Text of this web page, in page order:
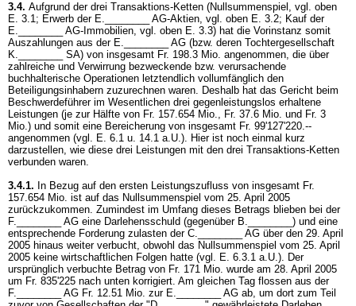
3.4. Aufgrund der drei Transaktions-Ketten (Nullsummenspiel, vgl. oben
E. 3.1; Erwerb der E.________ AG-Aktien, vgl. oben E. 3.2; Kauf der
E.________ AG-Immobilien, vgl. oben E. 3.3) hat die Vorinstanz somit
Auszahlungen aus der E.________ AG (bzw. deren Tochtergesellschaft
K.________ SA) von insgesamt Fr. 198.3 Mio. angenommen, die über
zahlreiche und Verwirrung bezweckende bzw. verursachende
buchhalterische Operationen letztendlich vollumfänglich den
Beteiligungsinhabern zuzurechnen waren. Deshalb hat das Gericht beim
Beschwerdeführer im Wesentlichen drei gegenleistungslos erhaltene
Leistungen (je zur Hälfte von Fr. 157.654 Mio., Fr. 37.6 Mio. und Fr. 3
Mio.) und somit eine Bereicherung von insgesamt Fr. 99'127'220.--
angenommen (vgl. E. 6.1 u. 14.1 a.U.). Hier ist noch einmal kurz
darzustellen, wie diese drei Leistungen mit den drei Transaktions-Ketten
verbunden waren.
3.4.1. In Bezug auf den ersten Leistungszufluss von insgesamt Fr.
157.654 Mio. ist auf das Nullsummenspiel vom 25. April 2005
zurückzukommen. Zumindest im Umfang dieses Betrags blieben bei der
F.________ AG eine Darlehensschuld (gegenüber B.________) und eine
entsprechende Forderung zulasten der C.________ AG über den 29. April
2005 hinaus weiter verbucht, obwohl das Nullsummenspiel vom 25. April
2005 keine wirtschaftlichen Folgen hatte (vgl. E. 6.3.1 a.U.). Der
ursprünglich verbuchte Betrag von Fr. 171 Mio. wurde am 28. April 2005
um Fr. 835'225 nach unten korrigiert. Am gleichen Tag flossen aus der
F.________ AG Fr. 12.51 Mio. zur E.________ AG ab, um dort zum Teil